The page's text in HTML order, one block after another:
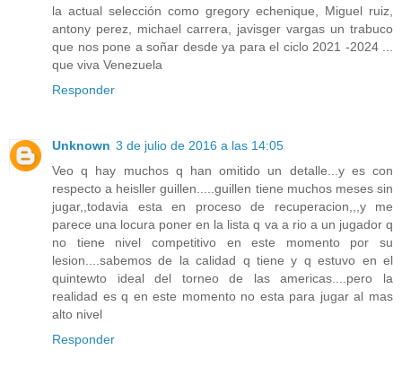
la actual selección como gregory echenique, Miguel ruiz,
antony perez, michael carrera, javisger vargas un trabuco
que nos pone a soñar desde ya para el ciclo 2021 -2024 ...
que viva Venezuela
Responder
Unknown 3 de julio de 2016 a las 14:05
Veo q hay muchos q han omitido un detalle...y es con
respecto a heisller guillen.....guillen tiene muchos meses sin
jugar,,todavia esta en proceso de recuperacion,,,y me
parece una locura poner en la lista q va a rio a un jugador q
no tiene nivel competitivo en este momento por su
lesion....sabemos de la calidad q tiene y q estuvo en el
quintewto ideal del torneo de las americas....pero la
realidad es q en este momento no esta para jugar al mas
alto nivel
Responder